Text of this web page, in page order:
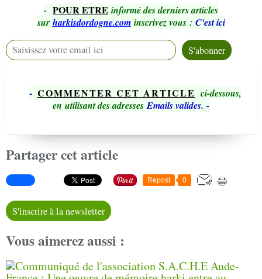
- POUR ETRE informé des derniers articles
sur harkisdordogne.com inscrivez vous : C'est ici
- COMMENTER CET ARTICLE ci-dessous,
en utilisant des adressesEmails valides. -
Partager cet article
Repost 0
S'inscrire à la newsletter
Vous aimerez aussi :